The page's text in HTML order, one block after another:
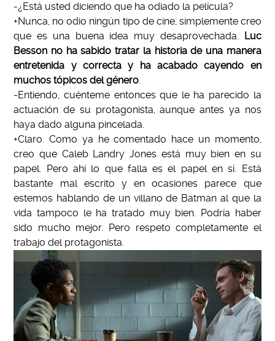
-¿Está usted diciendo que ha odiado la película?
+Nunca, no odio ningún tipo de cine, simplemente creo
que es una buena idea muy desaprovechada.
Luc
Besson no ha sabido tratar la historia de una manera
entretenida y correcta y ha acabado cayendo en
muchos tópicos del género.
-Entiendo, cuénteme entonces que le ha parecido la
actuación de su protagonista, aunque antes ya nos
haya dado alguna pincelada.
+Claro. Como ya he comentado hace un momento,
creo que Caleb Landry Jones está muy bien en su
papel. Pero ahí lo que falla es el papel en sí. Está
bastante mal escrito y en ocasiones parece que
estemos hablando de un villano de Batman al que la
vida tampoco le ha tratado muy bien. Podría haber
sido mucho mejor. Pero respeto completamente el
trabajo del protagonista.